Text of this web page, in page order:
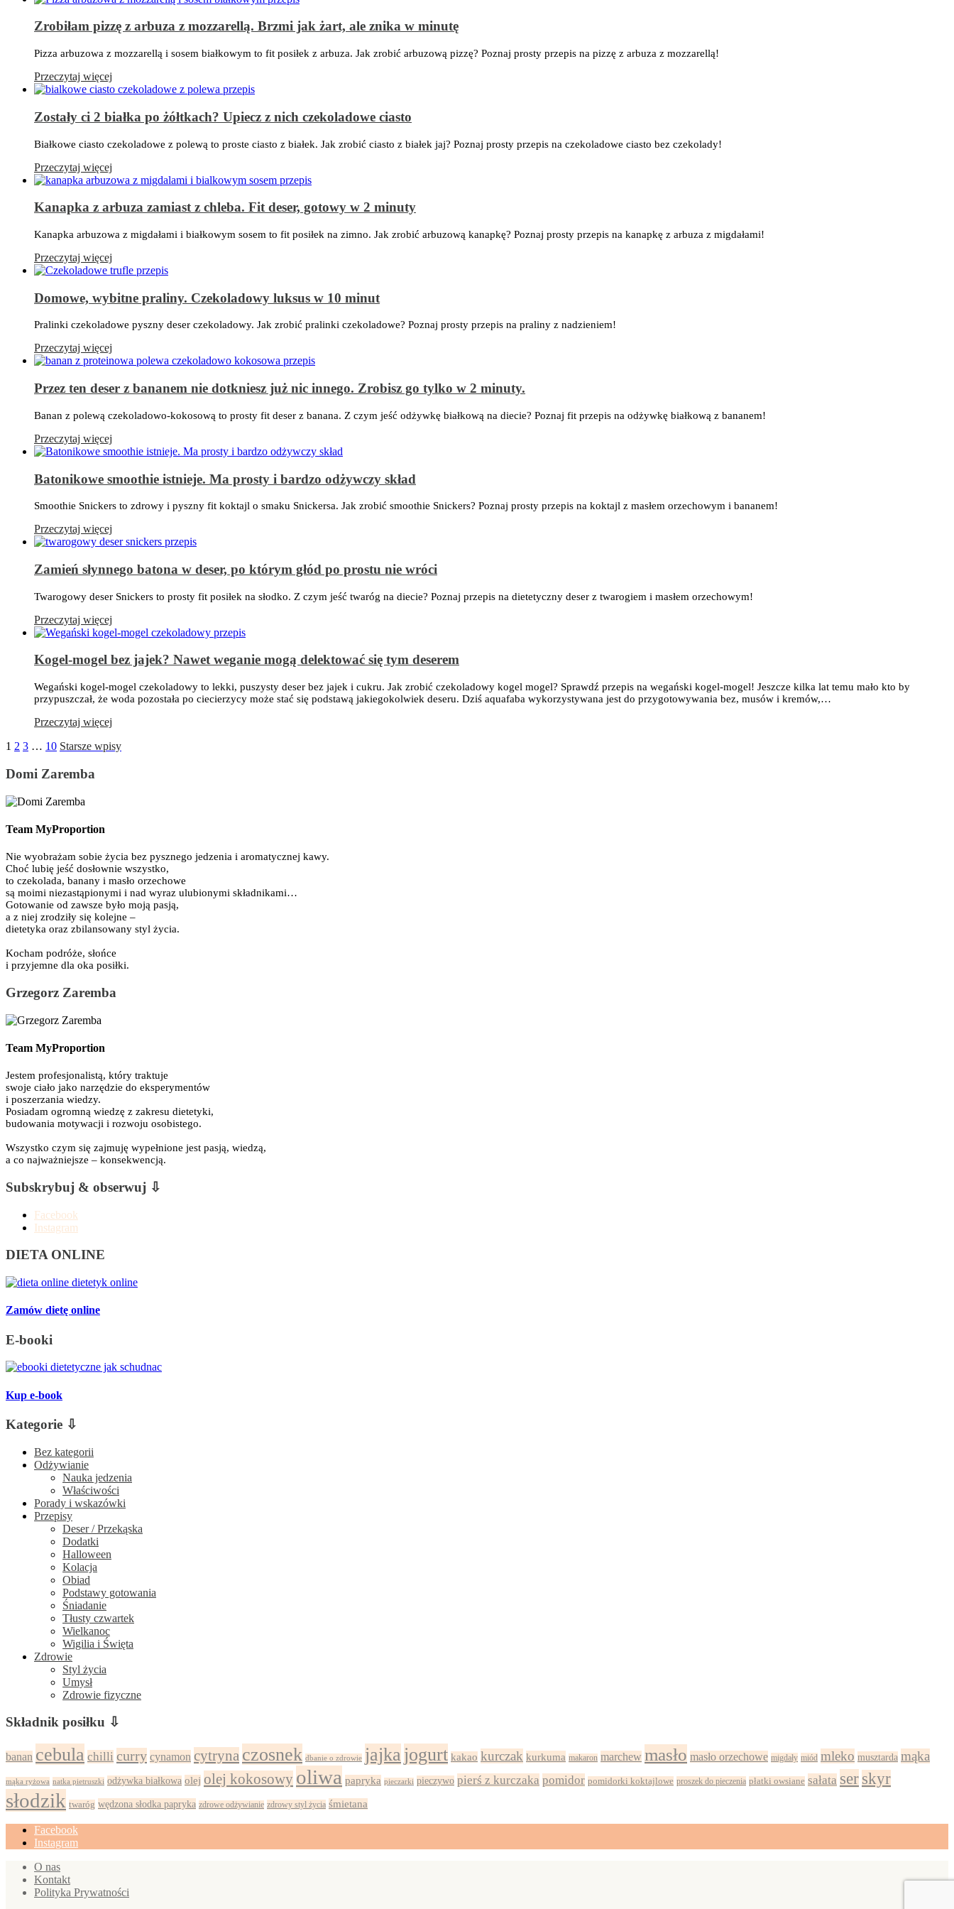
Zrobiłam pizzę z arbuza z mozzarellą. Brzmi jak żart, ale znika w minutę
Pizza arbuzowa z mozzarellą i sosem białkowym to fit posiłek z arbuza. Jak zrobić arbuzową pizzę? Poznaj prosty przepis na pizzę z arbuza z mozzarellą!
Przeczytaj więcej
Zostały ci 2 białka po żółtkach? Upiecz z nich czekoladowe ciasto
Białkowe ciasto czekoladowe z polewą to proste ciasto z białek. Jak zrobić ciasto z białek jaj? Poznaj prosty przepis na czekoladowe ciasto bez czekolady!
Przeczytaj więcej
Kanapka z arbuza zamiast z chleba. Fit deser, gotowy w 2 minuty
Kanapka arbuzowa z migdałami i białkowym sosem to fit posiłek na zimno. Jak zrobić arbuzową kanapkę? Poznaj prosty przepis na kanapkę z arbuza z migdałami!
Przeczytaj więcej
Domowe, wybitne praliny. Czekoladowy luksus w 10 minut
Pralinki czekoladowe pyszny deser czekoladowy. Jak zrobić pralinki czekoladowe? Poznaj prosty przepis na praliny z nadzieniem!
Przeczytaj więcej
Przez ten deser z bananem nie dotkniesz już nic innego. Zrobisz go tylko w 2 minuty.
Banan z polewą czekoladowo-kokosową to prosty fit deser z banana. Z czym jeść odżywkę białkową na diecie? Poznaj fit przepis na odżywkę białkową z bananem!
Przeczytaj więcej
Batonikowe smoothie istnieje. Ma prosty i bardzo odżywczy skład
Smoothie Snickers to zdrowy i pyszny fit koktajl o smaku Snickersa. Jak zrobić smoothie Snickers? Poznaj prosty przepis na koktajl z masłem orzechowym i bananem!
Przeczytaj więcej
Zamień słynnego batona w deser, po którym głód po prostu nie wróci
Twarogowy deser Snickers to prosty fit posiłek na słodko. Z czym jeść twaróg na diecie? Poznaj przepis na dietetyczny deser z twarogiem i masłem orzechowym!
Przeczytaj więcej
Kogel-mogel bez jajek? Nawet weganie mogą delektować się tym deserem
Wegański kogel-mogel czekoladowy to lekki, puszysty deser bez jajek i cukru. Jak zrobić czekoladowy kogel mogel? Sprawdź przepis na wegański kogel-mogel! Jeszcze kilka lat temu mało kto by
przypuszczał, że woda pozostała po ciecierzycy może stać się podstawą jakiegokolwiek deseru. Dziś aquafaba wykorzystywana jest do przygotowywania bez, musów i kremów,…
Przeczytaj więcej
1 2 3 … 10 Starsze wpisy
Domi Zaremba
Team MyProportion
Nie wyobrażam sobie życia bez pysznego jedzenia i aromatycznej kawy.
Choć lubię jeść dosłownie wszystko,
to czekolada, banany i masło orzechowe
są moimi niezastąpionymi i nad wyraz ulubionymi składnikami…
Gotowanie od zawsze było moją pasją,
a z niej zrodziły się kolejne –
dietetyka oraz zbilansowany styl życia.
Kocham podróże, słońce
i przyjemne dla oka posiłki.
Grzegorz Zaremba
Team MyProportion
Jestem profesjonalistą, który traktuje
swoje ciało jako narzędzie do eksperymentów
i poszerzania wiedzy.
Posiadam ogromną wiedzę z zakresu dietetyki,
budowania motywacji i rozwoju osobistego.
Wszystko czym się zajmuję wypełnione jest pasją, wiedzą,
a co najważniejsze – konsekwencją.
Subskrybuj & obserwuj ⇩
Facebook
Instagram
DIETA ONLINE
Zamów dietę online
E-booki
Kup e-book
Kategorie ⇩
Bez kategorii
Odżywianie
Nauka jedzenia
Właściwości
Porady i wskazówki
Przepisy
Deser / Przekąska
Dodatki
Halloween
Kolacja
Obiad
Podstawy gotowania
Śniadanie
Tłusty czwartek
Wielkanoc
Wigilia i Święta
Zdrowie
Styl życia
Umysł
Zdrowie fizyczne
Składnik posiłku ⇩
banan cebula chilli curry cynamon cytryna czosnek dbanie o zdrowie jajka jogurt kakao kurczak kurkuma makaron marchew masło masło orzechowe migdały miód mleko musztarda mąka
mąka ryżowa natka pietruszki odżywka białkowa olej olej kokosowy oliwa papryka pieczarki pieczywo pierś z kurczaka pomidor pomidorki koktajlowe proszek do pieczenia płatki owsiane sałata ser skyr
słodzik twaróg wędzona słodka papryka zdrowe odżywianie zdrowy styl życia śmietana
Facebook
Instagram
O nas
Kontakt
Polityka Prywatności